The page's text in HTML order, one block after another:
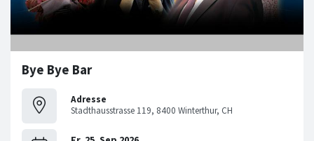
Bye Bye Bar
Adresse
Stadthausstrasse 119, 8400 Winterthur, CH